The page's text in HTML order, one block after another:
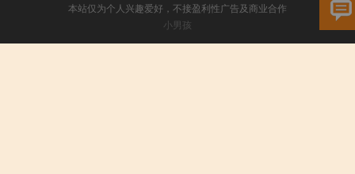
本站仅为个人兴趣爱好，不接盈利性广告及商业合作
小男孩